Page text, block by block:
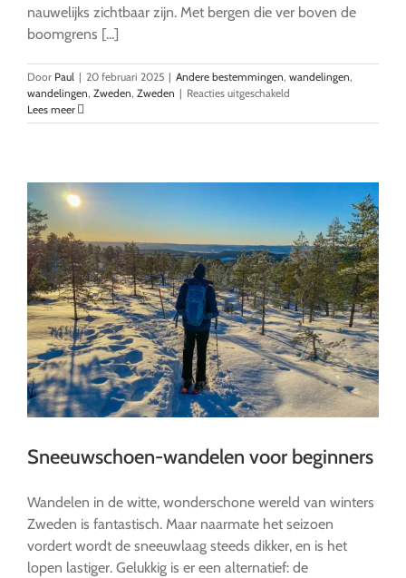
nauwelijks zichtbaar zijn. Met bergen die ver boven de
boomgrens [...]
Door Paul | 20 februari 2025 | Andere bestemmingen, wandelingen,
wandelingen, Zweden, Zweden | Reacties uitgeschakeld
Storvätteshågna,
Lees meer
Sneeuwschoen-wandelen voor beginners
Wandelen in de witte, wonderschone wereld van winters
Zweden is fantastisch. Maar naarmate het seizoen
vordert wordt de sneeuwlaag steeds dikker, en is het
lopen lastiger. Gelukkig is er een alternatief: de